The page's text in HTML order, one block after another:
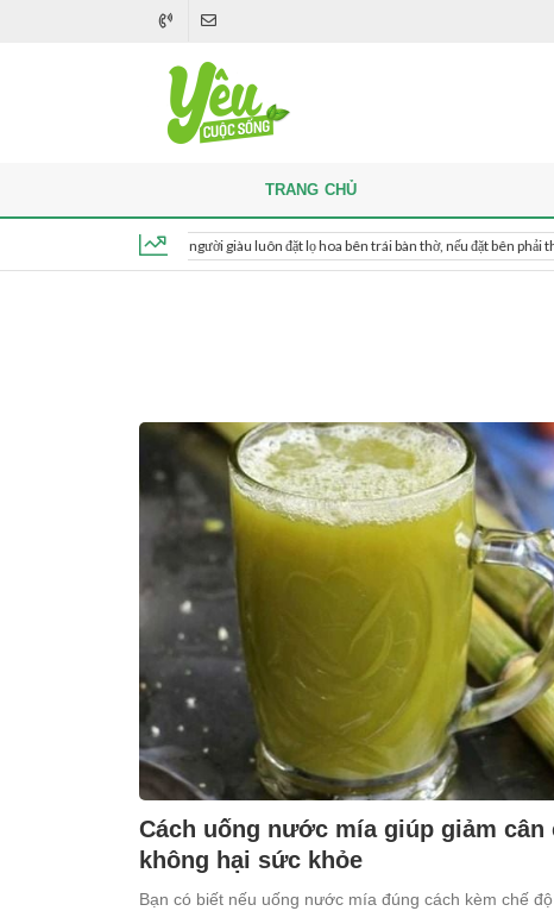
Khi thắp hương, người giàu luôn đặt lọ hoa bên trái bàn thờ, nếu đặt bên phải thì sao?
TRANG CHỦ
Cách uống nước mía giúp giảm cân
không hại sức khỏe
Bạn có biết nếu uống nước mía đúng cách kèm chế